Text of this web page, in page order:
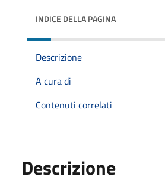
INDICE DELLA PAGINA
Descrizione
A cura di
Contenuti correlati
Descrizione